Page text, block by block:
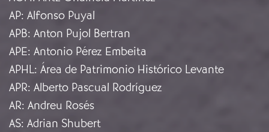
AP: Alfonso Puyal
APB: Anton Pujol Bertran
APE: Antonio Pérez Embeita
APHL: Área de Patrimonio Histórico Levante
APR: Alberto Pascual Rodríguez
AR: Andreu Rosés
AS: Adrian Shubert